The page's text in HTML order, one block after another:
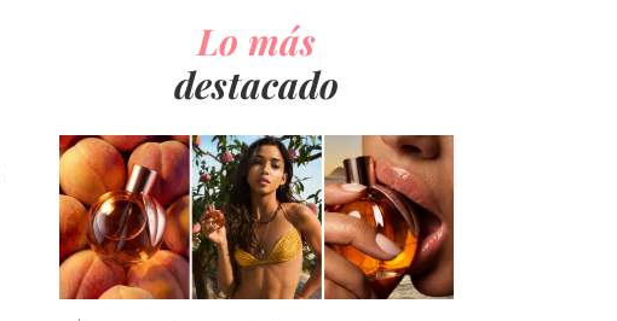
Lo más
destacado